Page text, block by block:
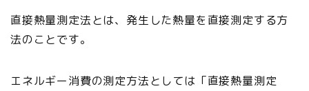
直接熱量測定法とは、発生した熱量を直接測定する方
法のことです。
エネルギー消費の測定方法としては「直接熱量測定